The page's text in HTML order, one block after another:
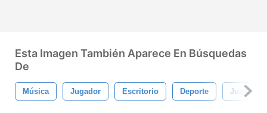
Esta Imagen También Aparece En Búsquedas
De
Música Jugador Escritorio Deporte Juego